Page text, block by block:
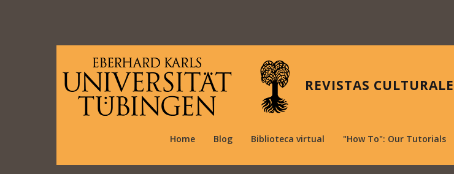
REVISTAS
Home Blog Biblioteca virtual "How To": Our Tutorials